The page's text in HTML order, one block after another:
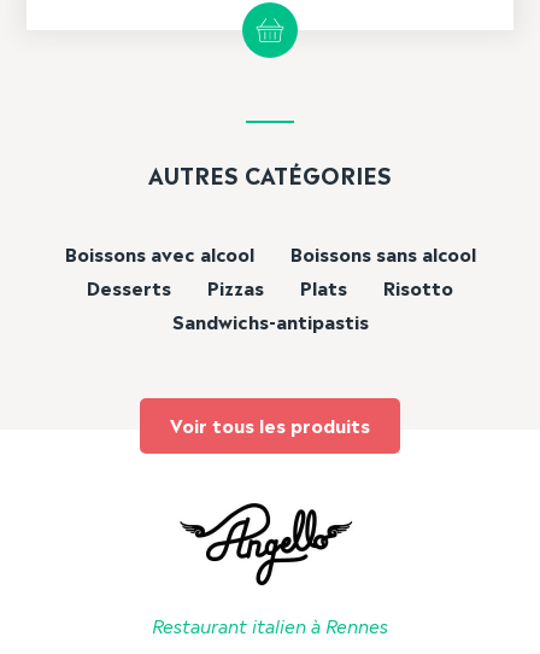
AUTRES CATÉGORIES
Boissons avec alcool
Boissons sans alcool
Desserts
Pizzas Plats
Risotto
Sandwichs-antipastis
Voir tous les produits
Restaurant italien à Rennes